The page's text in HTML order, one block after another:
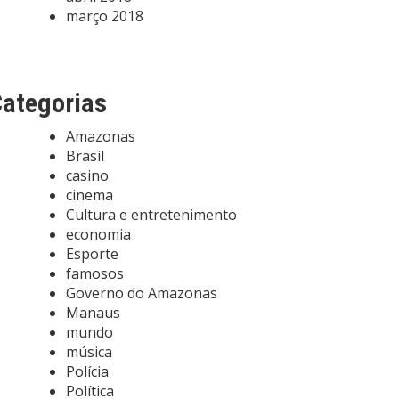
março 2018
Amazonas
Brasil
casino
cinema
Cultura e entretenimento
economia
Esporte
famosos
Governo do Amazonas
Manaus
mundo
música
Polícia
Política